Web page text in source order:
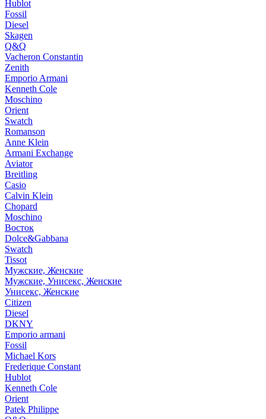
Hublot
Fossil
Diesel
Skagen
Q&Q
Vacheron Constantin
Zenith
Emporio Armani
Kenneth Cole
Moschino
Orient
Swatch
Romanson
Anne Klein
Armani Exchange
Aviator
Breitling
Casio
Calvin Klein
Chopard
Moschino
Восток
Dolce&Gabbana
Swatch
Tissot
Мужские, Женские
Мужские, Унисекс, Женские
Унисекс, Женские
Citizen
Diesel
DKNY
Emporio armani
Fossil
Michael Kors
Frederique Constant
Hublot
Kenneth Cole
Orient
Patek Philippe